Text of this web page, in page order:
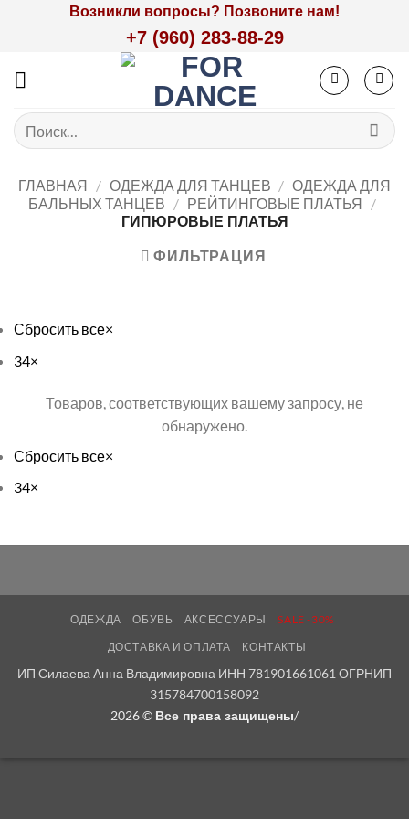
Возникли вопросы? Позвоните нам!
+7 (960) 283-88-29
Искать:
ГЛАВНАЯ / ОДЕЖДА ДЛЯ ТАНЦЕВ / ОДЕЖДА ДЛЯ
БАЛЬНЫХ ТАНЦЕВ / РЕЙТИНГОВЫЕ ПЛАТЬЯ /
ГИПЮРОВЫЕ ПЛАТЬЯ
ФИЛЬТРАЦИЯ
Сбросить все×
34×
Товаров, соответствующих вашему запросу, не
обнаружено.
Сбросить все×
34×
ОДЕЖДА ОБУВЬ АКСЕССУАРЫ
SALE -30%
ДОСТАВКА И ОПЛАТА
КОНТАКТЫ
ИП Силаева Анна Владимировна ИНН 781901661061 ОГРНИП
315784700158092
2026 © Все права защищены/